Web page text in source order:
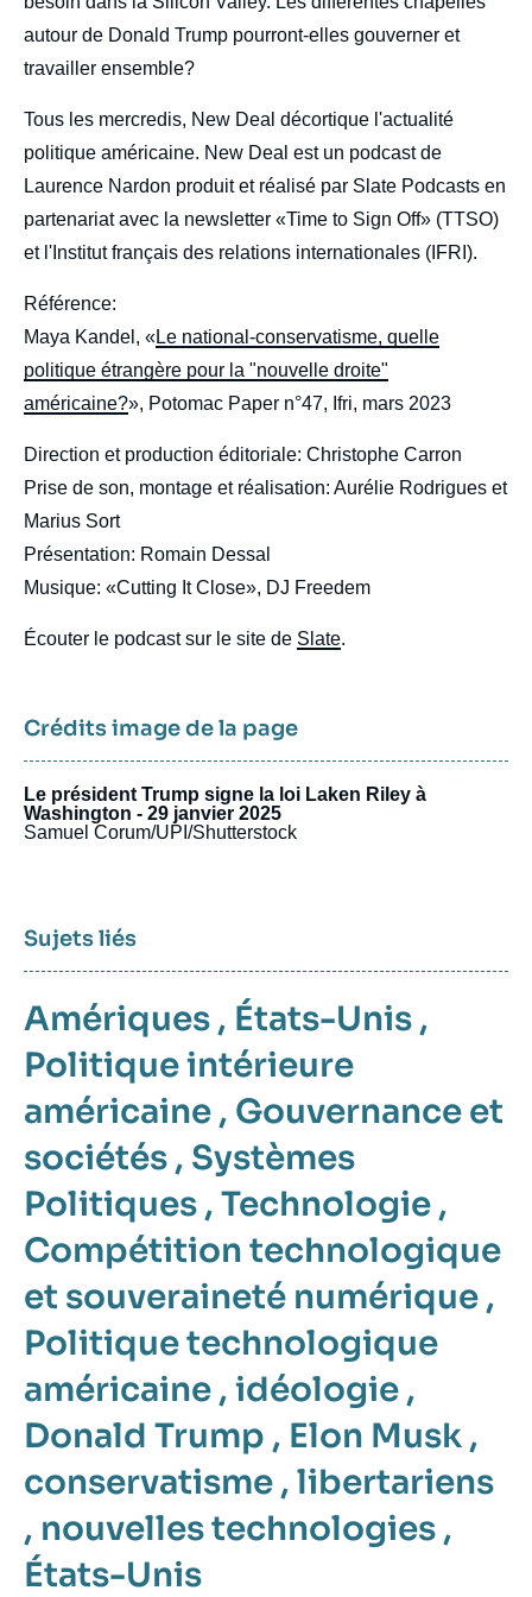
autour de Donald Trump pourront-elles gouverner et
travailler ensemble?
Tous les mercredis, New Deal décortique l'actualité
politique américaine. New Deal est un podcast de
Laurence Nardon produit et réalisé par Slate Podcasts en
partenariat avec la newsletter «Time to Sign Off» (TTSO)
et l'Institut français des relations internationales (IFRI).
Référence:
Maya Kandel, «Le national-conservatisme, quelle
politique étrangère pour la "nouvelle droite"
américaine?», Potomac Paper n°47, Ifri, mars 2023
Direction et production éditoriale: Christophe Carron
Prise de son, montage et réalisation: Aurélie Rodrigues et
Marius Sort
Présentation: Romain Dessal
Musique: «Cutting It Close», DJ Freedem
Écouter le podcast sur le site de Slate.
Crédits image de la page
Le président Trump signe la loi Laken Riley à
Washington - 29 janvier 2025
Samuel Corum/UPI/Shutterstock
Sujets liés
Amériques , États-Unis ,
Politique intérieure
américaine , Gouvernance et
sociétés , Systèmes
Politiques , Technologie ,
Compétition technologique
et souveraineté numérique ,
Politique technologique
américaine , idéologie ,
Donald Trump , Elon Musk ,
conservatisme , libertariens
, nouvelles technologies ,
États-Unis